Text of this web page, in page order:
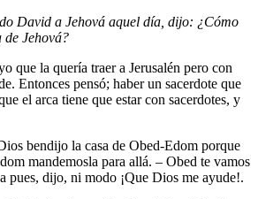
David a Jehová aquel día, dijo: ¿Cómo
Jehová?
que la quería traer a Jerusalén pero con
Entonces pensó; haber un sacerdote que
el arca tiene que estar con sacerdotes, y
bendijo la casa de Obed-Edom porque
mandemosla para allá. – Obed te vamos
pues, dijo, ni modo ¡Que Dios me ayude!.